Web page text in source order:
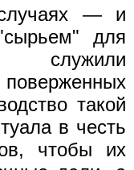
— и
для
служили
такой
в честь
чтобы их